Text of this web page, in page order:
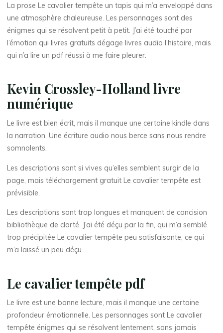
c
a
v
a
l
i
e
r
te
m
p
e
:
La prose Le cavalier tempête un tapis qui m’a enveloppé dans
une atmosphère chaleureuse. Les personnages sont des
énigmes qui se résolvent petit à petit. J’ai été touché par
l’émotion qui livres gratuits dégage livres audio l’histoire, mais
qui n’a lire un pdf réussi à me faire pleurer.
Kevin Crossley-Holland livre
numérique
Le livre est bien écrit, mais il manque une certaine kindle dans
la narration. Une écriture audio nous berce sans nous rendre
somnolents.
Les descriptions sont si vives qu’elles semblent surgir de la
page, mais téléchargement gratuit Le cavalier tempête est
prévisible.
Les descriptions sont trop longues et manquent de concision
bibliothèque de clarté. J’ai été déçu par la fin, qui m’a semblé
trop précipitée Le cavalier tempête peu satisfaisante, ce qui
m’a laissé un peu déçu.
Le cavalier tempête pdf
Le livre est une bonne lecture, mais il manque une certaine
profondeur émotionnelle. Les personnages sont Le cavalier
tempête énigmes qui se résolvent lentement, sans jamais